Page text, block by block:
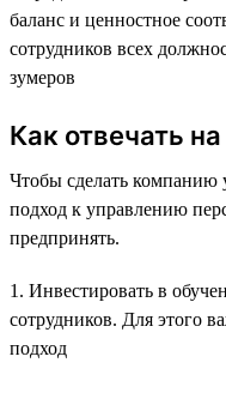
баланс и ценностное
сотрудников всех
зумеров
Как отвечать
Чтобы сделать компанию
подход к управлению
предпринять.
1. Инвестировать в
сотрудников. Для этого
подход